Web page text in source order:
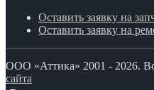
Оставить заявку на
Оставить заявку на
ООО «Аттика» 2001 - 2026.
сайта